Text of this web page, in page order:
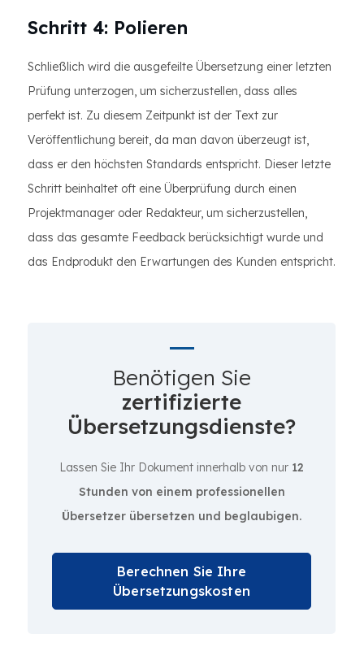
Schritt 4: Polieren
Schließlich wird die ausgefeilte Übersetzung einer letzten
Prüfung unterzogen, um sicherzustellen, dass alles
perfekt ist. Zu diesem Zeitpunkt ist der Text zur
Veröffentlichung bereit, da man davon überzeugt ist,
dass er den höchsten Standards entspricht. Dieser letzte
Schritt beinhaltet oft eine Überprüfung durch einen
Projektmanager oder Redakteur, um sicherzustellen,
dass das gesamte Feedback berücksichtigt wurde und
das Endprodukt den Erwartungen des Kunden entspricht.
Benötigen Sie
zertifizierte
Übersetzungsdienste?
Lassen Sie Ihr Dokument innerhalb von nur 12
Stunden von einem professionellen
Übersetzer übersetzen und beglaubigen.
Berechnen Sie Ihre
Übersetzungskosten